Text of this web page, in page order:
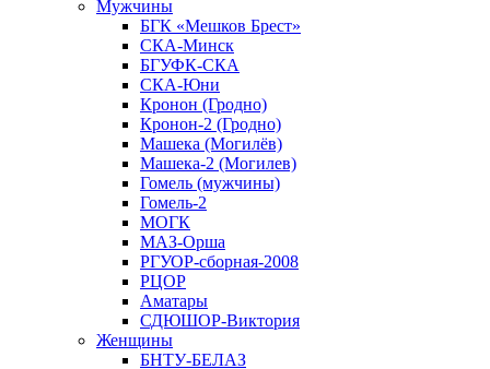
Мужчины
БГК «Мешков Брест»
СКА-Минск
БГУФК-СКА
СКА-Юни
Кронон (Гродно)
Кронон-2 (Гродно)
Машека (Могилёв)
Машека-2 (Могилев)
Гомель (мужчины)
Гомель-2
МОГК
МАЗ-Орша
РГУОР-сборная-2008
РЦОР
Аматары
СДЮШОР-Виктория
Женщины
БНТУ-БЕЛАЗ